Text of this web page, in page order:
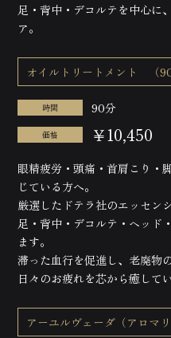
足・背中・デコルテを中心に
ア。
オイルトリートメント （90
時間 90分
価格 ￥10,450
眼精疲労・頭痛・首肩こり・
じている方へ。
厳選したドテラ社のエッセン
足・背中・デコルテ・ヘッド
ます。
滞った血行を促進し、老廃物
日々のお疲れを芯から癒して
アーユルヴェーダ（アロマリ